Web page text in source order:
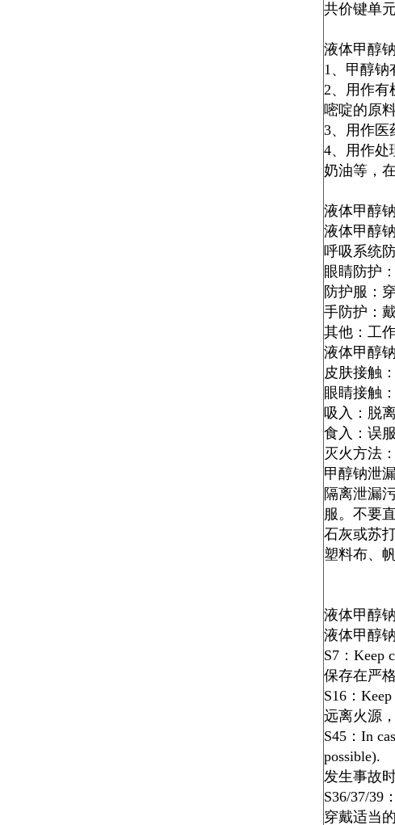
共价键单
液体甲醇
1、甲醇钠
2、用作有
嘧啶的原料
3、用作医
4、用作处
奶油等，
液体甲醇
液体甲醇
呼吸系统
眼睛防护
防护服：
手防护：
其他：工
液体甲醇
皮肤接触
眼睛接触
吸入：脱
食入：误
灭火方法
甲醇钠泄
隔离泄漏
服。不要
石灰或苏
塑料布、
液体甲醇
液体甲醇
S7：Keep
保存在严
S16：
远离火源
S45：In
possible).
发生事故
S36/37/39
穿戴适当